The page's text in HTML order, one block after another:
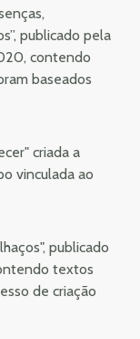
”, publicado pela
contendo
baseados
criada a
vinculada ao
", publicado
textos
de criação